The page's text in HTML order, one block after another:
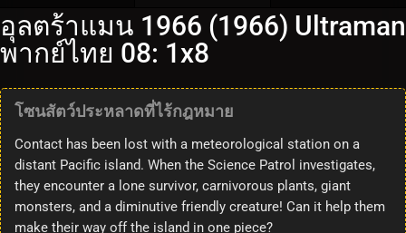
อุลตร้าแมน 1966 (1966) Ultraman
พากย์ไทย 08: 1x8
โซนสัตว์ประหลาดที่ไร้กฎหมาย
Contact has been lost with a meteorological station on a
distant Pacific island. When the Science Patrol investigates,
they encounter a lone survivor, carnivorous plants, giant
monsters, and a diminutive friendly creature! Can it help them
make their way off the island in one piece?